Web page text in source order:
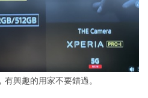
興趣的用家不要錯過。